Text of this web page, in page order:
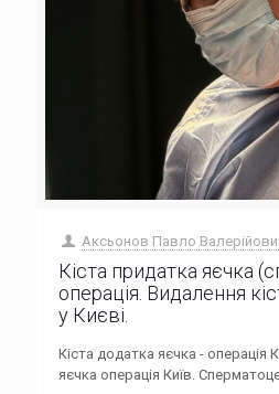
Аксьонов Павло
Кіста придатка яєчка
операція. Видалення
у Києві.
Кіста додатка яєчка - операція
яєчка операція Київ.